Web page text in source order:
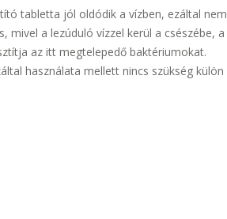
tabletta jól oldódik a vízben, ezáltal nem
a lezúduló vízzel kerül a csészébe, a
az itt megtelepedő baktériumokat.
használata mellett nincs szükség külön